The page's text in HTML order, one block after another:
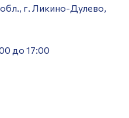
г. Ликино-Дулево,
до 17:00